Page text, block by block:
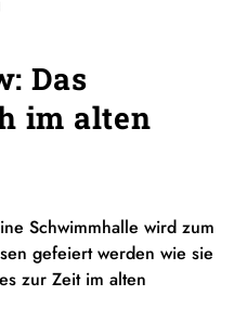
Das
im alten
Schwimmhalle wird zum
gefeiert werden wie sie
zur Zeit im alten